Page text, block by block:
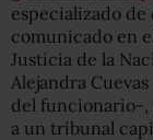
especializado
comunicado en
Justicia de la
Alejandra
del funcionario-,
a un tribunal